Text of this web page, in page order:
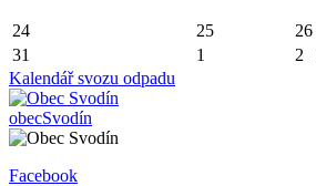
24 25 26
31
1 2
Kalendář svozu odpadu
obecSvodín
Facebook